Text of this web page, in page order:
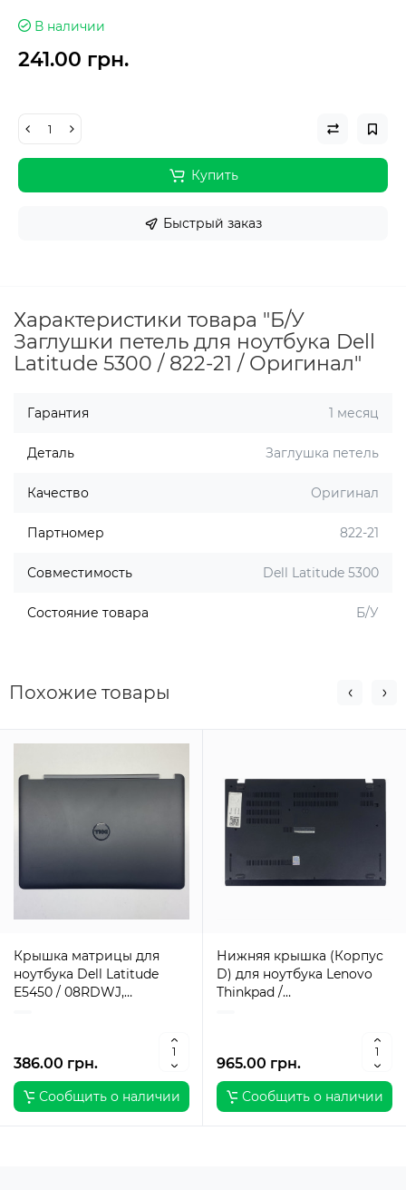
В наличии
241.00 грн.
Купить
Быстрый заказ
Характеристики товара "Б/У
Заглушки петель для ноутбука Dell
Latitude 5300 / 822-21 / Оригинал"
Гарантия 1 месяц
Деталь Заглушка петель
Качество Оригинал
Партномер 822-21
Совместимость Dell Latitude 5300
Состояние товара Б/У
Похожие товары
Крышка матрицы для
ноутбука Dell Latitude
E5450 / 08RDWJ,
386.00 грн.
Сообщить о наличии
Нижняя крышка (Корпус
D) для ноутбука Lenovo
Thinkpad /
965.00 грн.
Сообщить о наличии